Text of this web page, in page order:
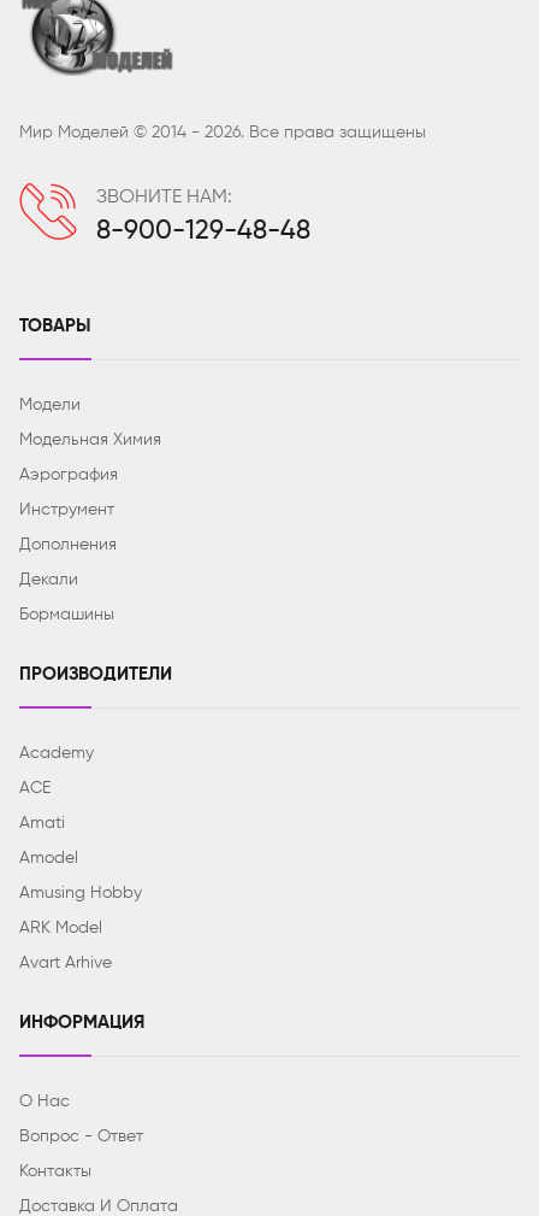
Мир Моделей © 2014 - 2026. Все права защищены
ЗВОНИТЕ НАМ:
8-900-129-48-48
ТОВАРЫ
Модели
Модельная Химия
Аэрография
Инструмент
Дополнения
Декали
Бормашины
ПРОИЗВОДИТЕЛИ
Academy
ACE
Amati
Amodel
Amusing Hobby
ARK Model
Avart Arhive
ИНФОРМАЦИЯ
О Нас
Вопрос - Ответ
Контакты
Доставка И Оплата